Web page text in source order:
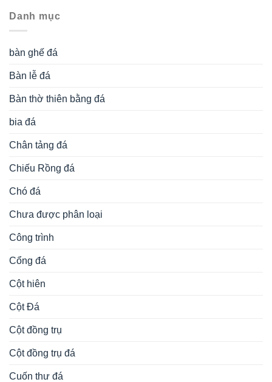
Danh mục
bàn ghế đá
Bàn lễ đá
Bàn thờ thiên bằng đá
bia đá
Chân tảng đá
Chiếu Rồng đá
Chó đá
Chưa được phân loại
Công trình
Cổng đá
Cột hiên
Cột Đá
Cột đồng trụ
Cột đồng trụ đá
Cuốn thư đá